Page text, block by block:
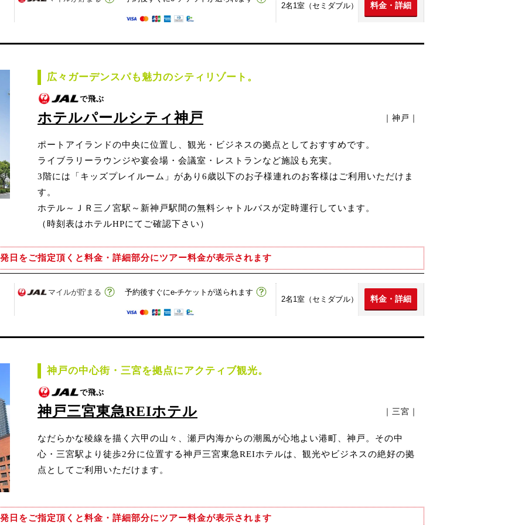
2名1室（セミダブル）
料金・詳細
広々ガーデンスパも魅力のシティリゾート。
で飛ぶ
ホテルパールシティ神戸 ｜神戸｜
ポートアイランドの中央に位置し、観光・ビジネスの拠点としておすすめです。
ライブラリーラウンジや宴会場・会議室・レストランなど施設も充実。
3階には「キッズプレイルーム」があり6歳以下のお子様連れのお客様はご利用いただけま
す。
ホテル～ＪＲ三ノ宮駅～新神戸駅間の無料シャトルバスが定時運行しています。
（時刻表はホテルHPにてご確認下さい）
日をご指定頂くと料金・詳細部分にツアー料金が表示されます
マイルが貯まる
予約後すぐにe-チケットが送られます
2名1室（セミダブル）
料金・詳細
神戸の中心街・三宮を拠点にアクティブ観光。
で飛ぶ
神戸三宮東急REIホテル ｜三宮｜
なだらかな稜線を描く六甲の山々、瀬戸内海からの潮風が心地よい港町、神戸。その中
心・三宮駅より徒歩2分に位置する神戸三宮東急REIホテルは、観光やビジネスの絶好の拠
点としてご利用いただけます。
日をご指定頂くと料金・詳細部分にツアー料金が表示されます